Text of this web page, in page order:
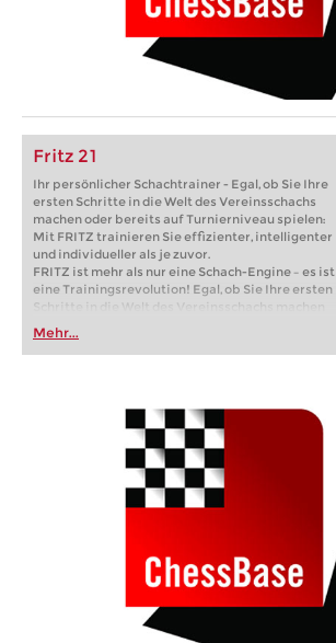
Fritz 21
Ihr persönlicher Schachtrainer - Egal, ob Sie Ihre
ersten Schritte in die Welt des Vereinsschachs
machen oder bereits auf Turnierniveau spielen:
Mit FRITZ trainieren Sie effizienter, intelligenter
und individueller als je zuvor.
FRITZ ist mehr als nur eine Schach-Engine – es ist
eine Trainingsrevolution! Egal, ob Sie Ihre ersten
Schritte in die Welt des Vereinsschachs machen
oder bereits auf Turnierniveau spielen: Mit
FRITZ trainieren Sie effizienter, intelligenter und
individueller als je zuvor.
Mehr...